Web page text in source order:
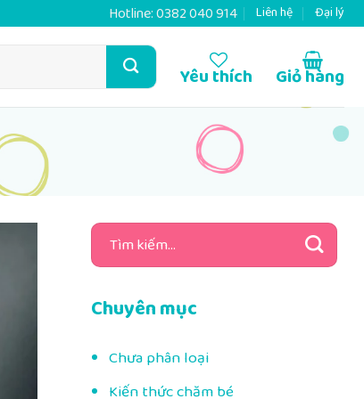
Hotline:0382 040 914 Liên hệ Đại lý
Yêu thích Giỏ hàng
Tìm
kiếm:
Chuyên mục
Chưa phân loại
Kiến thức chăm bé